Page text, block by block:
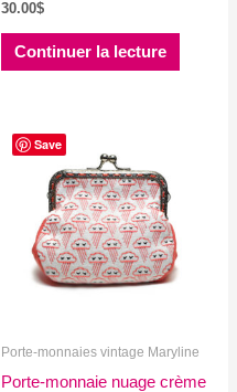
30.00$
Continuer la lecture
Save
Porte-monnaies vintage Maryline
Porte-monnaie nuage crème